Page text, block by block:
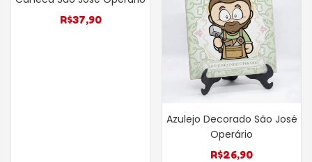
R$37,90
Azulejo Decorado São José
Operário
R$26,90